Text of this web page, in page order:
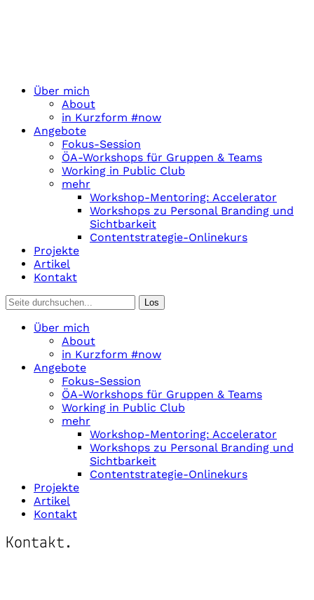
Über mich
About
in Kurzform #now
Angebote
Fokus-Session
ÖA-Workshops für Gruppen & Teams
Working in Public Club
mehr
Workshop-Mentoring: Accelerator
Workshops zu Personal Branding und
Sichtbarkeit
Contentstrategie-Onlinekurs
Projekte
Artikel
Kontakt
Über mich
About
in Kurzform #now
Angebote
Fokus-Session
ÖA-Workshops für Gruppen & Teams
Working in Public Club
mehr
Workshop-Mentoring: Accelerator
Workshops zu Personal Branding und
Sichtbarkeit
Contentstrategie-Onlinekurs
Projekte
Artikel
Kontakt
Kontakt.